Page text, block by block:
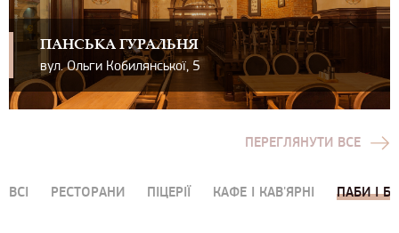
ПАНСЬКА ГУРАЛЬНЯ
вул. Ольги Кобилянської, 5
ПЕРЕГЛЯНУТИ ВСЕ
ВСІ РЕСТОРАНИ ПІЦЕРІЇ КАФЕ І КАВ'ЯРНІ ПАБИ І